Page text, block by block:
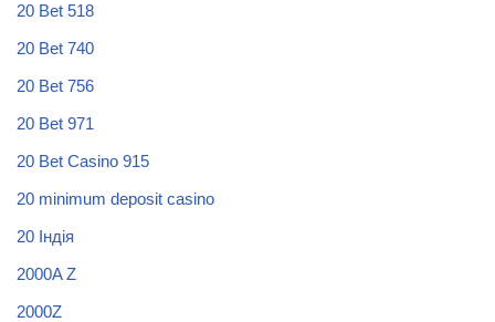
20 Bet 518
20 Bet 740
20 Bet 756
20 Bet 971
20 Bet Casino 915
20 minimum deposit casino
20 Індія
2000A Z
2000Z